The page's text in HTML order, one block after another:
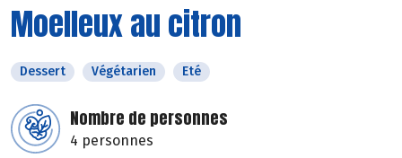
Moelleux au citron
Dessert Végétarien Eté
Nombre de personnes
4 personnes